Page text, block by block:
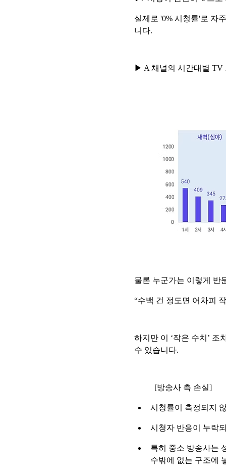
실제로 '0% 시청률'로 자
니다.
▶ A 채널의 시간대별 TV
물론 누군가는 이렇게 반
“수백 건 정도면 어차피
하지만 이 ‘작은 수치’
수 있습니다.
[방송사 측 손실]
시청률이 측정되지
시청자 반응이 누락
특히 중소 방송사는
수밖에 없는 구조에